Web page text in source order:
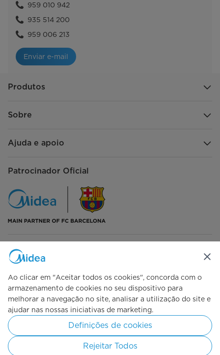
959 010 942
935 514 200
959 006 213
Enviar e-mail
Produtos
Sobre
Ajuda e apoio
Patrocinador Oficial
Siga-nos
Copyright 2026 Midea. Todos os direitos reservados.
Ao clicar em "Aceitar todos os cookies", concorda com o
armazenamento de cookies no seu dispositivo para
melhorar a navegação no site, analisar a utilização do site e
ajudar nas nossas iniciativas de marketing.
Definições de cookies
Rejeitar Todos